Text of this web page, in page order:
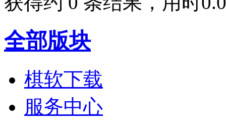
全部版块
棋软下载
服务中心